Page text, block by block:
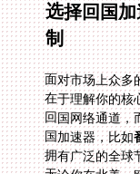
选择回国
制
面对市场上众多
在于理解你的核
回国网络通道，
国加速器，比如